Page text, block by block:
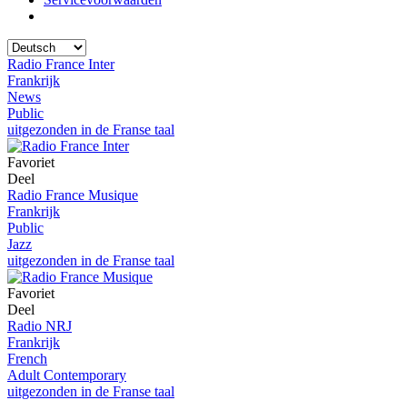
Radio France Inter
Frankrijk
News
Public
uitgezonden in de Franse taal
Favoriet
Deel
Radio France Musique
Frankrijk
Public
Jazz
uitgezonden in de Franse taal
Favoriet
Deel
Radio NRJ
Frankrijk
French
Adult Contemporary
uitgezonden in de Franse taal